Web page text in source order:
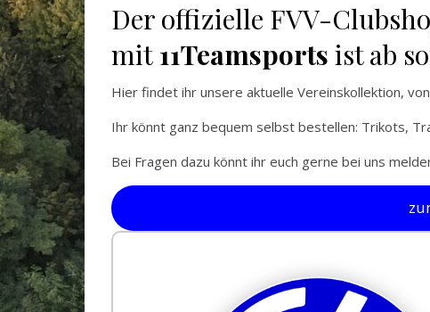
Der offizielle FVV-
mit 11Teamsports ist ab
Hier findet ihr unsere aktuelle Vereinskollektion,
Ihr könnt ganz bequem selbst bestellen: Trikots,
Bei Fragen dazu könnt ihr euch gerne bei uns